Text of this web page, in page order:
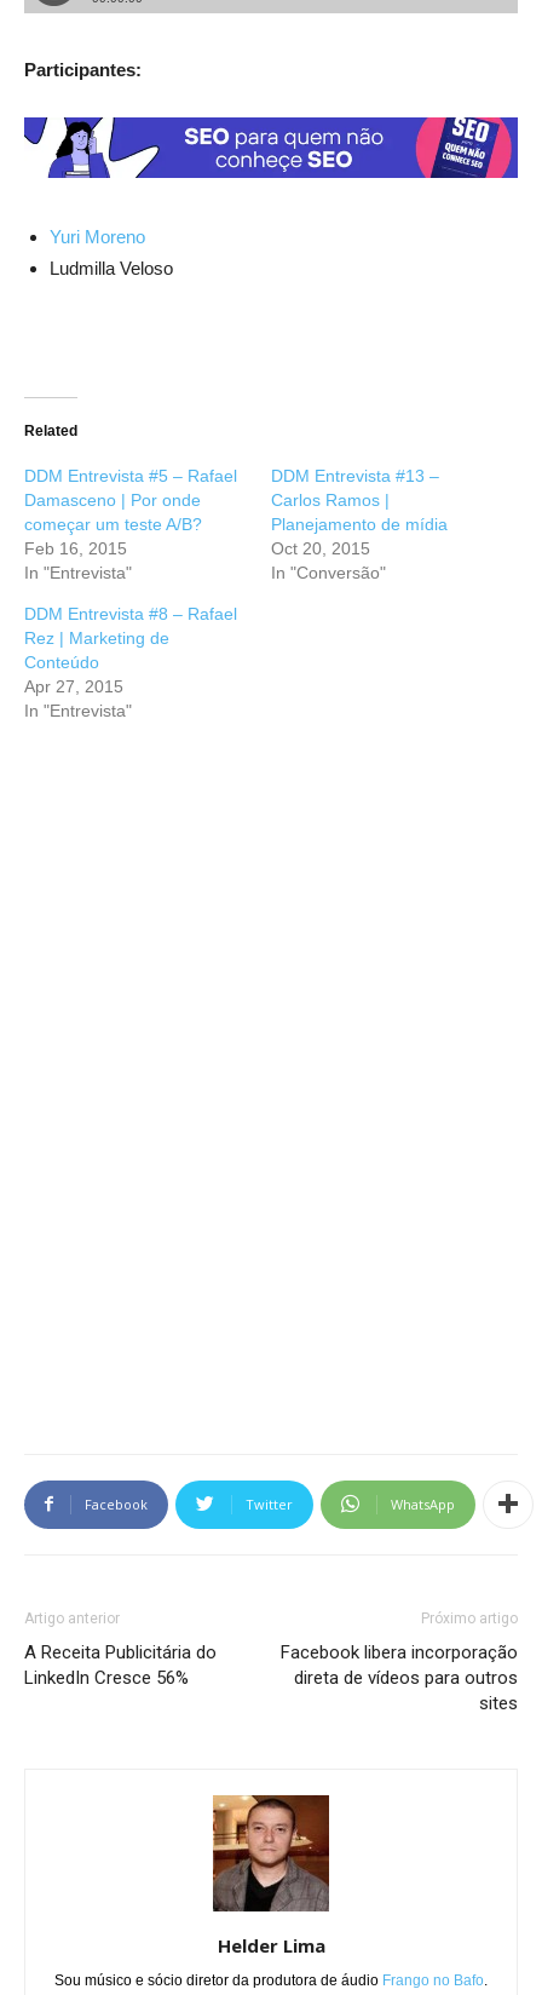
Participantes:
Yuri Moreno
Ludmilla Veloso
Related
DDM Entrevista #5 – Rafael
Damasceno | Por onde
começar um teste A/B?
Feb 16, 2015
In "Entrevista"
DDM Entrevista #13 –
Carlos Ramos |
Planejamento de mídia
Oct 20, 2015
In "Conversão"
DDM Entrevista #8 – Rafael
Rez | Marketing de
Conteúdo
Apr 27, 2015
In "Entrevista"
Facebook Twitter WhatsApp
Artigo anterior
A Receita Publicitária do
LinkedIn Cresce 56%
Próximo artigo
Facebook libera incorporação
direta de vídeos para outros
sites
Helder Lima
Sou músico e sócio diretor da produtora de áudio Frango no Bafo